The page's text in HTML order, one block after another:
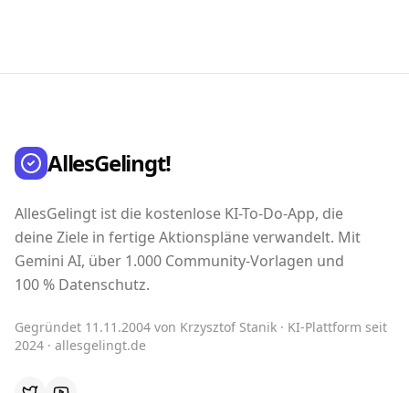
AllesGelingt!
AllesGelingt ist die kostenlose KI-To-Do-App, die
deine Ziele in fertige Aktionspläne verwandelt. Mit
Gemini AI, über 1.000 Community-Vorlagen und
100 % Datenschutz.
Gegründet 11.11.2004 von Krzysztof Stanik · KI-Plattform seit
2024 · allesgelingt.de